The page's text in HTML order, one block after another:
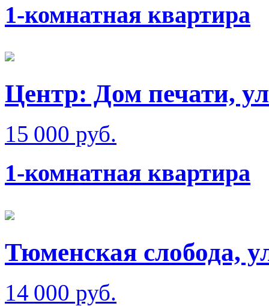
1-комнатная квартира
Центр: Дом печати,
15 000 руб.
1-комнатная квартира
Тюменская слобода,
14 000 руб.